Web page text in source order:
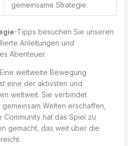
gemeinsame Strategie.
-Tipps besuchen Sie unseren
Anleitungen und
Abenteuer.
weltweite Bewegung
eine der aktivsten und
weltweit. Sie verbindet
Welten erschaffen,
hat das Spiel zu
gemacht, das weit über die